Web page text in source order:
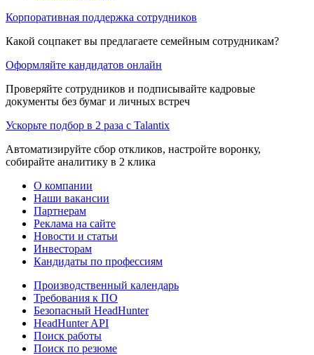
Корпоративная поддержка сотрудников
Какой соцпакет вы предлагаете семейным сотрудникам?
Оформляйте кандидатов онлайн
Проверяйте сотрудников и подписывайте кадровые
документы без бумаг и личных встреч
Ускорьте подбор в 2 раза с Talantix
Автоматизируйте сбор откликов, настройте воронку,
собирайте аналитику в 2 клика
О компании
Наши вакансии
Партнерам
Реклама на сайте
Новости и статьи
Инвесторам
Кандидаты по профессиям
Производственный календарь
Требования к ПО
Безопасный HeadHunter
HeadHunter API
Поиск работы
Поиск по резюме